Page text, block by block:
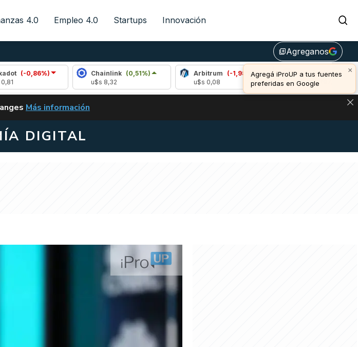
4.0 Empleo 4.0 Startups Innovación
library_addAgreganos
×
Agregá iProUP a tus fuentes
preferidas en Google
Chainlink (0,51%)
Arbitrum (-1,98%)
Bitcoin
(-0,33%)
u$s 64.797,00
CLARITY ACT EN ARGENTINA: IMPACTO EN BITCOIN, DÓLAR CRIPTO Y EXCHANGES
Más información
DIGITAL